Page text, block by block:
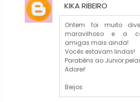
KIKA RIBEIRO
Ontem foi muito
maravilhoso e a
amigas mais ainda!
Vocês estavam lindas!
Parabéns ao Junior
Adorei!
Beijos